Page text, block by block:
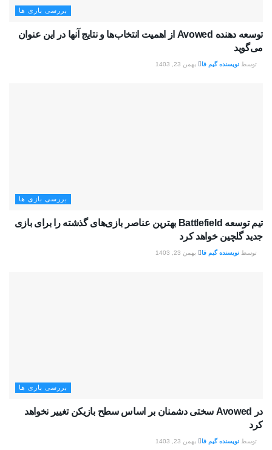
بررسی بازی ها
توسعه دهنده Avowed از اهمیت انتخاب‌ها و نتایج آنها در این عنوان
می‌گوید
توسط نویسنده گیم فا بهمن 23, 1403
بررسی بازی ها
تیم توسعه Battlefield بهترین عناصر بازی‌های گذشته را برای بازی
جدید گلچین خواهد کرد
توسط نویسنده گیم فا بهمن 23, 1403
بررسی بازی ها
در Avowed سختی دشمنان بر اساس سطح بازیکن تغییر نخواهد
کرد
توسط نویسنده گیم فا بهمن 23, 1403